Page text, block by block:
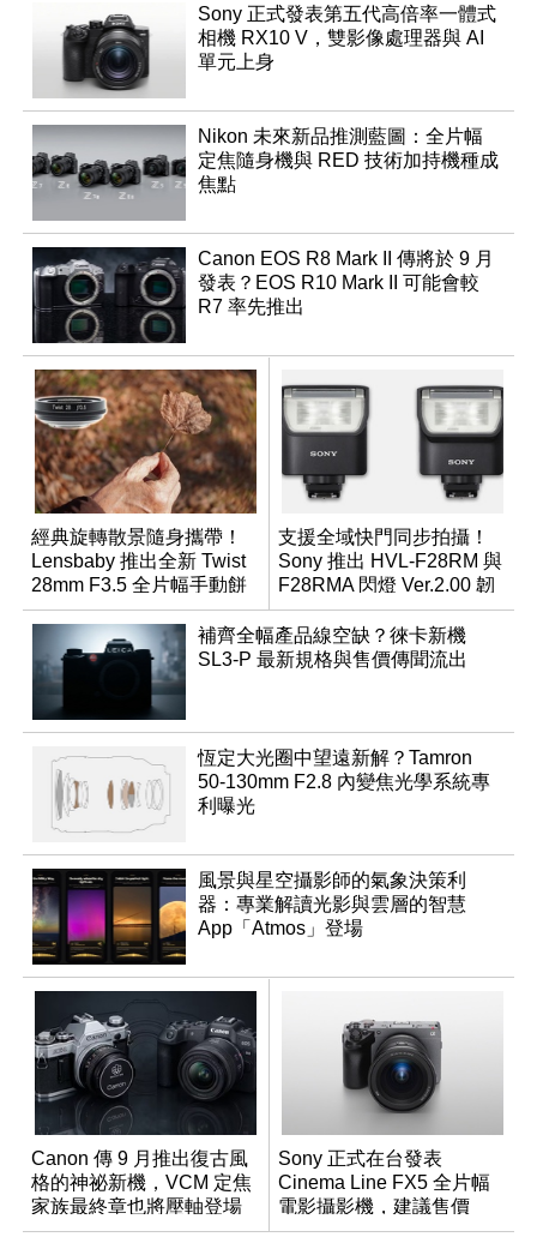
Sony 正式發表第五代高倍率一體式
相機 RX10 V，雙影像處理器與 AI
單元上身
Nikon 未來新品推測藍圖：全片幅
定焦隨身機與 RED 技術加持機種成
焦點
Canon EOS R8 Mark II 傳將於 9 月
發表？EOS R10 Mark II 可能會較
R7 率先推出
經典旋轉散景隨身攜帶！
Lensbaby 推出全新 Twist
28mm F3.5 全片幅手動餅
乾鏡
支援全域快門同步拍攝！
Sony 推出 HVL-F28RM 與
F28RMA 閃燈 Ver.2.00 韌
體
補齊全幅產品線空缺？徠卡新機
SL3-P 最新規格與售價傳聞流出
恆定大光圈中望遠新解？Tamron
50-130mm F2.8 內變焦光學系統專
利曝光
風景與星空攝影師的氣象決策利
器：專業解讀光影與雲層的智慧
App「Atmos」登場
Canon 傳 9 月推出復古風
格的神祕新機，VCM 定焦
家族最終章也將壓軸登場
Sony 正式在台發表
Cinema Line FX5 全片幅
電影攝影機，建議售價
NT$144,980